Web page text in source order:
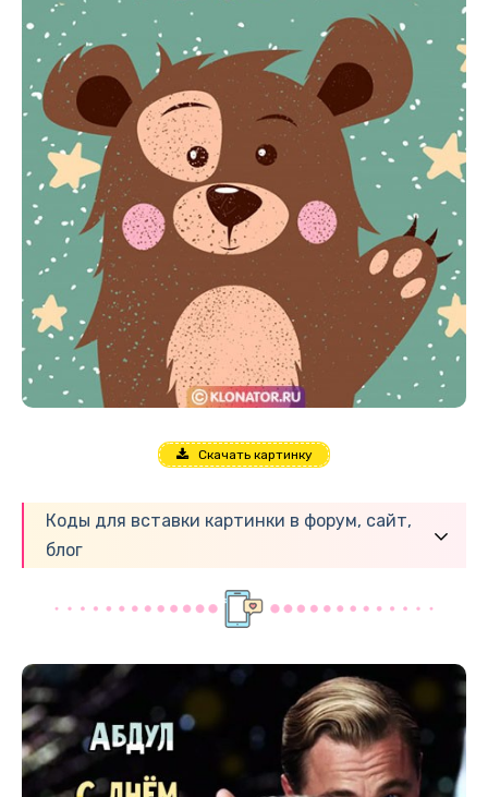
Скачать картинку
Коды для вставки картинки в форум, сайт,
блог